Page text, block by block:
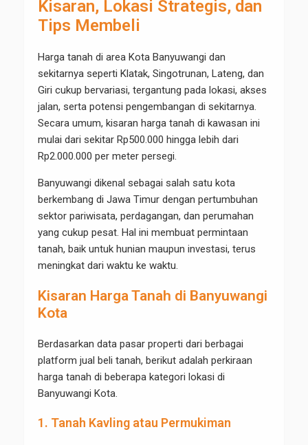
Kisaran, Lokasi Strategis, dan
Tips Membeli
Harga tanah di area Kota Banyuwangi dan
sekitarnya seperti Klatak, Singotrunan, Lateng, dan
Giri cukup bervariasi, tergantung pada lokasi, akses
jalan, serta potensi pengembangan di sekitarnya.
Secara umum, kisaran harga tanah di kawasan ini
mulai dari sekitar Rp500.000 hingga lebih dari
Rp2.000.000 per meter persegi.
Banyuwangi dikenal sebagai salah satu kota
berkembang di Jawa Timur dengan pertumbuhan
sektor pariwisata, perdagangan, dan perumahan
yang cukup pesat. Hal ini membuat permintaan
tanah, baik untuk hunian maupun investasi, terus
meningkat dari waktu ke waktu.
Kisaran Harga Tanah di Banyuwangi
Kota
Berdasarkan data pasar properti dari berbagai
platform jual beli tanah, berikut adalah perkiraan
harga tanah di beberapa kategori lokasi di
Banyuwangi Kota.
1. Tanah Kavling atau Permukiman